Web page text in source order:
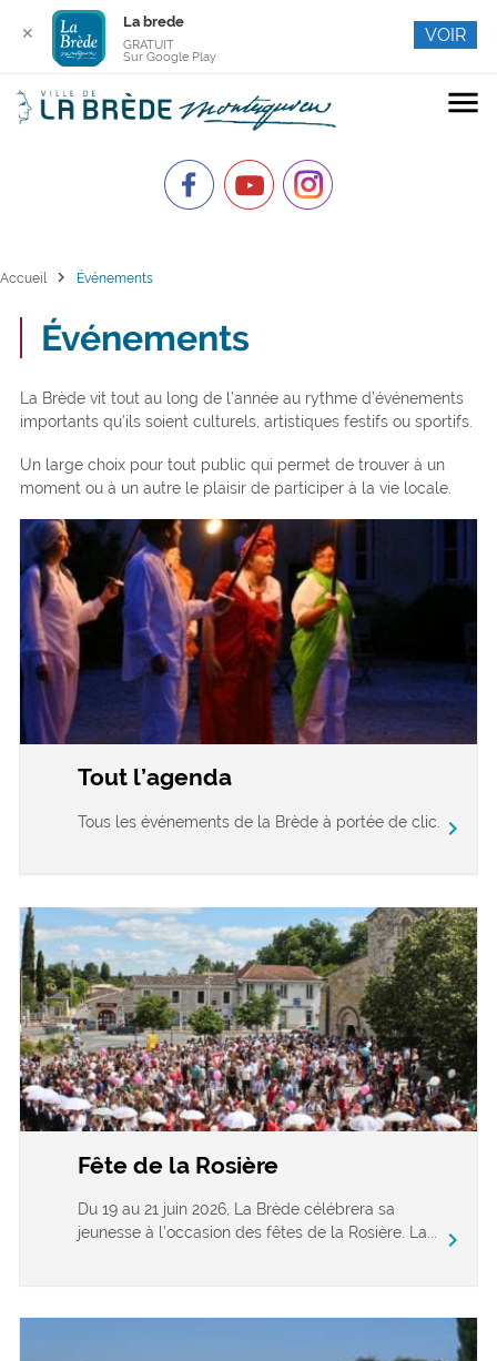
menu
Accueil chevron_right Événements
Événements
La Brède vit tout au long de l’année au rythme d’événements
importants qu’ils soient culturels, artistiques festifs ou sportifs.
Un large choix pour tout public qui permet de trouver à un
moment ou à un autre le plaisir de participer à la vie locale.
Tout l’agenda
Tous les événements de la Brède à portée de clic. chevron_right
Fête de la Rosière
Du 19 au 21 juin 2026, La Brède célébrera sa
jeunesse à l’occasion des fêtes de la Rosière. La...
chevron_right
✕
La brede
GRATUIT
Sur Google Play
VOIR